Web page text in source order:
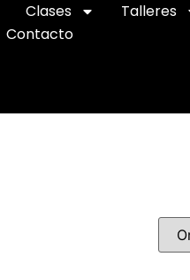
Clases
Talleres
Contacto